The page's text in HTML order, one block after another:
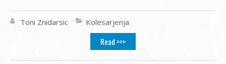
Toni Znidarsic Kolesarjenja
Read >>>